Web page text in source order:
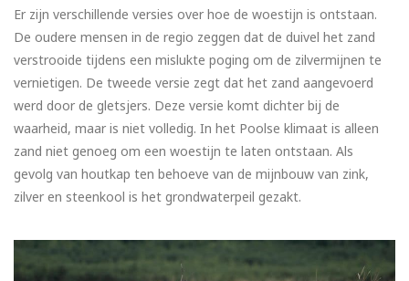
Er zijn verschillende versies over hoe de woestijn is ontstaan.
De oudere mensen in de regio zeggen dat de duivel het zand
verstrooide tijdens een mislukte poging om de zilvermijnen te
vernietigen. De tweede versie zegt dat het zand aangevoerd
werd door de gletsjers. Deze versie komt dichter bij de
waarheid, maar is niet volledig. In het Poolse klimaat is alleen
zand niet genoeg om een woestijn te laten ontstaan. Als
gevolg van houtkap ten behoeve van de mijnbouw van zink,
zilver en steenkool is het grondwaterpeil gezakt.